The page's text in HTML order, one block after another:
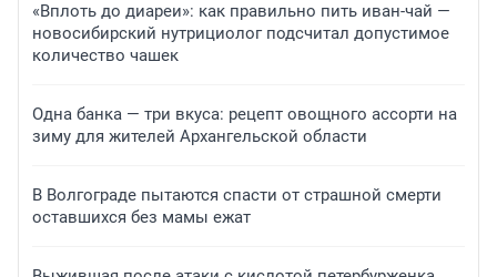
«Вплоть до диареи»: как правильно пить иван-чай —
новосибирский нутрициолог подсчитал допустимое
количество чашек
Одна банка — три вкуса: рецепт овощного ассорти на
зиму для жителей Архангельской области
В Волгограде пытаются спасти от страшной смерти
оставшихся без мамы ежат